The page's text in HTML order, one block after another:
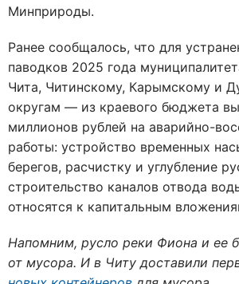
Минприроды.
Ранее сообщалось, что для
паводков 2025 года
Чита, Читинскому, Карымскому и
округам — из краевого бюджета
миллионов рублей на аварийно-
работы: устройство временных
берегов, расчистку и углубление
строительство каналов отвода
относятся к капитальным
Напомним, русло реки Фиона и ее
от мусора. И в Читу доставили